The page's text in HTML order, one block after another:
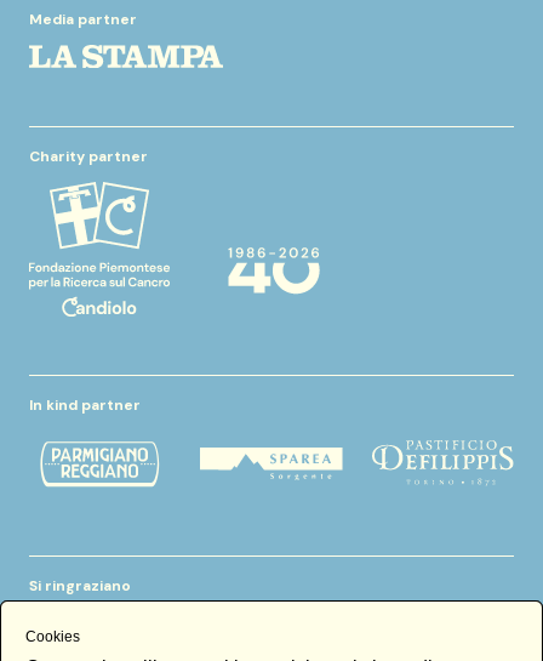
Media partner
Charity partner
In kind partner
Si ringraziano
Cookies